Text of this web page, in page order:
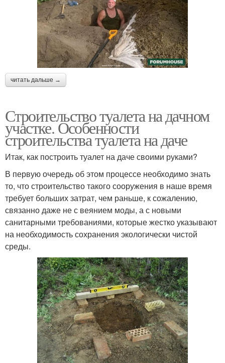
читать дальше →
Строительство туалета на дачном
участке. Особенности
строительства туалета на даче
Итак, как построить туалет на даче своими руками?
В первую очередь об этом процессе необходимо знать
то, что строительство такого сооружения в наше время
требует больших затрат, чем раньше, к сожалению,
связанно даже не с веянием моды, а с новыми
санитарными требованиями, которые жестко указывают
на необходимость сохранения экологически чистой
среды.